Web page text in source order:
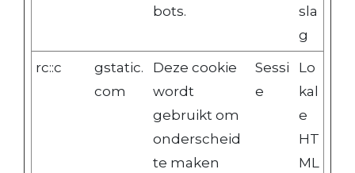
bots.
sla
g
rc::c
gstatic.
com
Deze cookie
wordt
gebruikt om
onderscheid
te maken
Sessi
e
Lo
kal
e
HT
ML